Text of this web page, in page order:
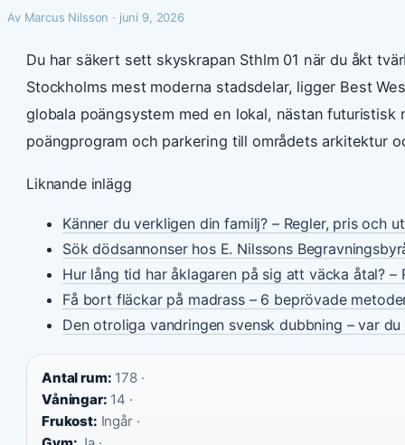
Av Marcus Nilsson · juni 9, 2026
Du har säkert sett skyskrapan Sthlm 01 när du åkt
Stockholms mest moderna stadsdelar, ligger Best
globala poängsystem med en lokal, nästan
poängprogram och parkering till områdets arkitektur
Liknande inlägg
Känner du verkligen din familj? – Regler, pris och
Sök dödsannonser hos E. Nilssons
Hur lång tid har åklagaren på sig att väcka åtal? –
Få bort fläckar på madrass – 6 beprövade
Den otroliga vandringen svensk dubbning – var
Antal rum: 178 ·
Våningar: 14 ·
Frukost: Ingår ·